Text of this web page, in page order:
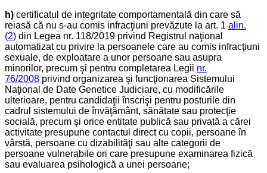
h) certificatul de integritate comportamentală din care să
reiasă că nu s-au comis infracţiuni prevăzute la art. 1 alin.
(2) din Legea nr. 118/2019 privind Registrul naţional
automatizat cu privire la persoanele care au comis infracţiuni
sexuale, de exploatare a unor persoane sau asupra
minorilor, precum şi pentru completarea Legii nr.
76/2008 privind organizarea şi funcţionarea Sistemului
Naţional de Date Genetice Judiciare, cu modificările
ulterioare, pentru candidaţii înscrişi pentru posturile din
cadrul sistemului de învăţământ, sănătate sau protecţie
socială, precum şi orice entitate publică sau privată a cărei
activitate presupune contactul direct cu copii, persoane în
vârstă, persoane cu dizabilităţi sau alte categorii de
persoane vulnerabile ori care presupune examinarea fizică
sau evaluarea psihologică a unei persoane;